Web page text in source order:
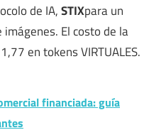
de IA,STIXpara un
El costo de la
en tokens VIRTUALES.
financiada: guía